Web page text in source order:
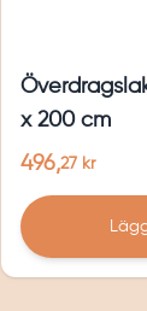
x 200 cm
496,27 kr